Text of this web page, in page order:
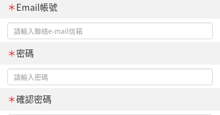
＊Email帳號
＊密碼
＊確認密碼